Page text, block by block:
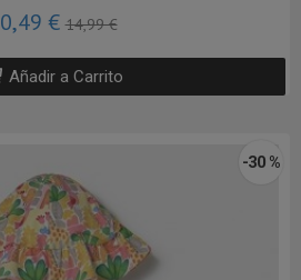
€14,99 €
Añadir a Carrito
-30 %